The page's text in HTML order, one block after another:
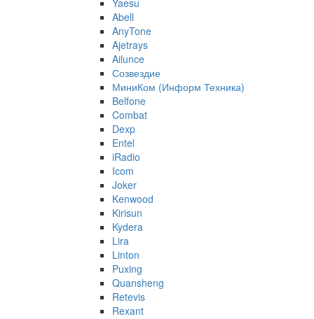
Abell
AnyTone
Ajetrays
Ailunce
Созвездие
МиниКом (Информ Техника)
Belfone
Combat
Dexp
Entel
iRadio
Icom
Joker
Kenwood
Kirisun
Kydera
Lira
Linton
Puxing
Quansheng
Retevis
Rexant